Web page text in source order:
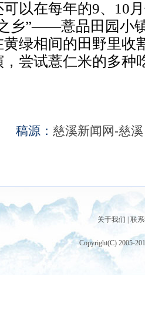
以在每年的9、10
乡”——薏品田园小
绿相间的田野里收
尝试薏仁米的多种
稿源： 慈溪新闻网-慈
关于我们 联
Copyright(C) 2005-